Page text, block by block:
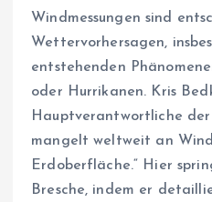
Windmessungen sind
Wettervorhersagen,
entstehenden
oder Hurrikanen. Kris
Hauptverantwortliche der
mangelt weltweit an
Erdoberfläche.“ Hier
Bresche, indem er